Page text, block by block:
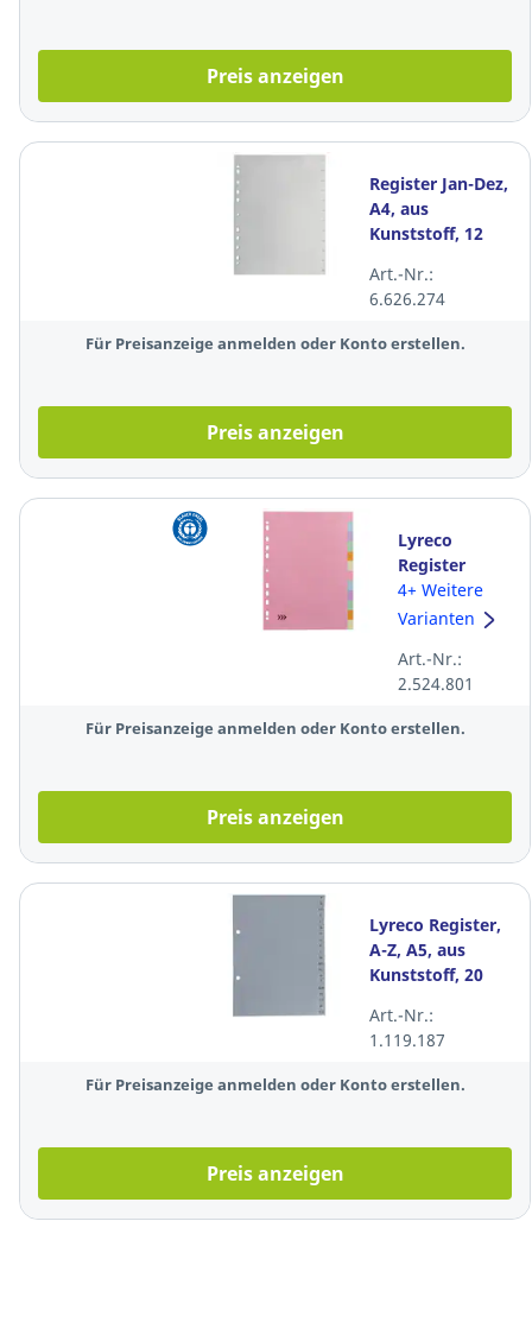
Preis anzeigen
Register Jan-Dez,
A4, aus
Kunststoff, 12
Art.-Nr.:
6.626.274
Für Preisanzeige anmelden oder Konto erstellen.
Preis anzeigen
Lyreco
Register
Budget
blanko, A4,
12 Blatt,
pastell
4+ Weitere
Varianten
Art.-Nr.:
2.524.801
Für Preisanzeige anmelden oder Konto erstellen.
Preis anzeigen
Lyreco Register,
A-Z, A5, aus
Kunststoff, 20
Art.-Nr.:
1.119.187
Für Preisanzeige anmelden oder Konto erstellen.
Preis anzeigen